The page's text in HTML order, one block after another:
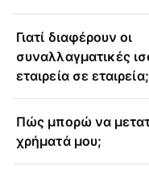
Γιατί διαφέρουν οι
συναλλαγματικές
εταιρεία σε εταιρεία;
Πώς μπορώ να
χρήματά μου;